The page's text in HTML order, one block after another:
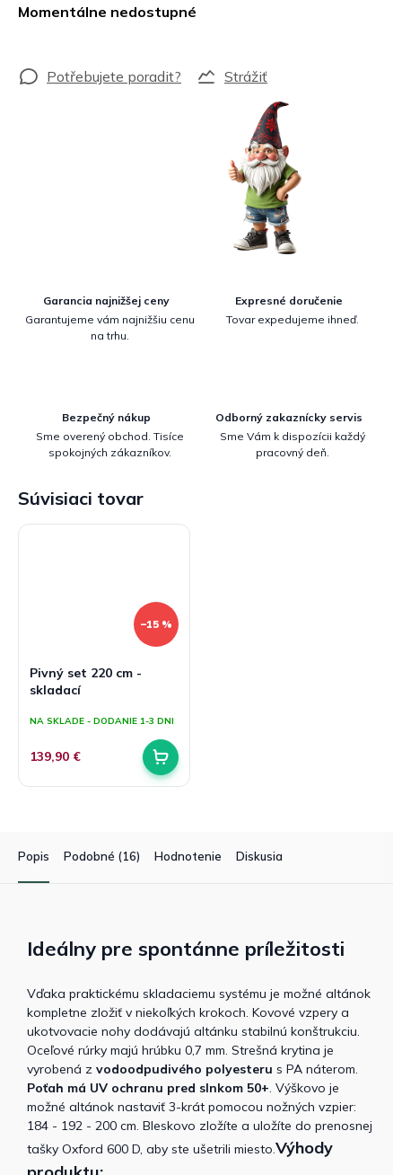
Momentálne nedostupné
Strážiť
Garancia najnižšej ceny
Garantujeme vám najnižšiu cenu
na trhu.
Expresné doručenie
Tovar expedujeme ihneď.
Bezpečný nákup
Sme overený obchod. Tisíce
spokojných zákazníkov.
Odborný zakaznícky servis
Sme Vám k dispozícii každý
pracovný deň.
Súvisiaci tovar
–15 %
Pivný set 220 cm -
skladací
NA SKLADE - DODANIE 1-3 DNI
139,90 €
Popis Podobné (16) Hodnotenie Diskusia
Ideálny pre spontánne príležitosti
Vďaka praktickému skladaciemu systému je možné altánok
kompletne zložiť v niekoľkých krokoch. Kovové vzpery a
ukotvovacie nohy dodávajú altánku stabilnú konštrukciu.
Oceľové rúrky majú hrúbku 0,7 mm. Strešná krytina je
vyrobená z vodoodpudivého polyesteru s PA náterom.
Poťah má UV ochranu pred slnkom 50+. Výškovo je
možné altánok nastaviť 3-krát pomocou nožných vzpier:
184 - 192 - 200 cm. Bleskovo zložíte a uložíte do prenosnej
tašky Oxford 600 D, aby ste ušetrili miesto.Výhody